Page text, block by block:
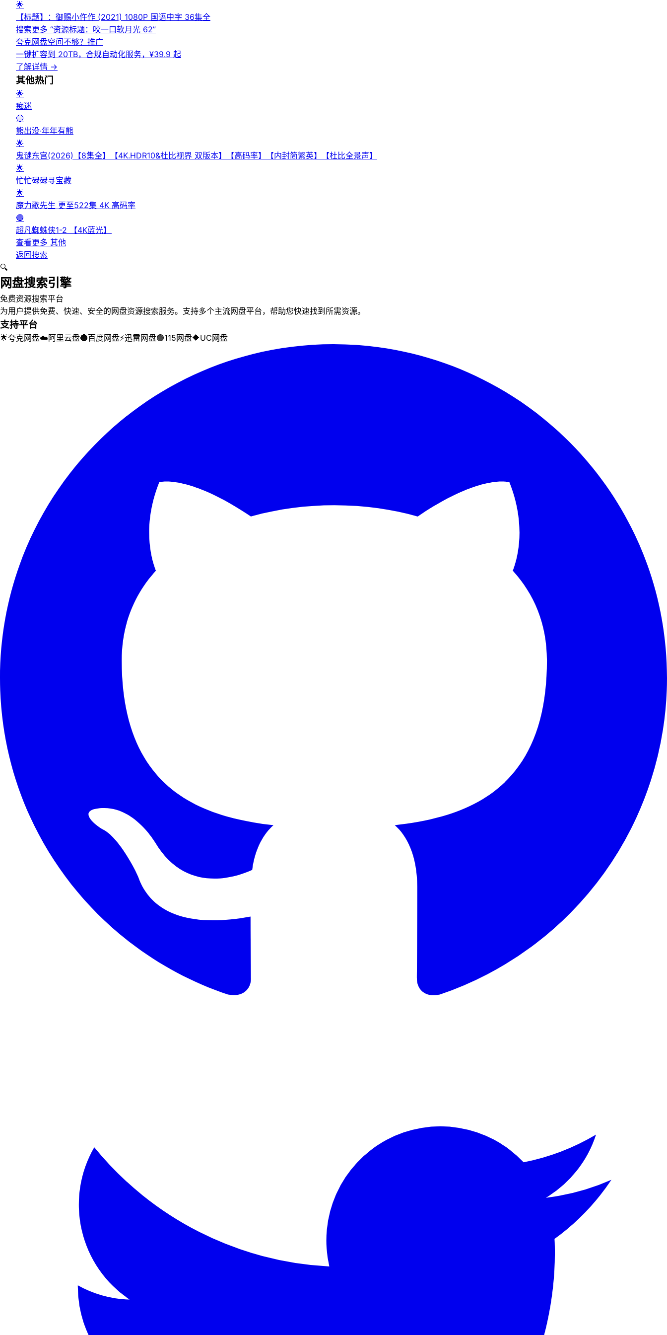
🌟
【标题】：御赐小仵作 (2021) 1080P 国语中字 36集全
搜索更多 “资源标题：咬一口软月光 62”
夸克网盘空间不够？ 推广
一键扩容到 20TB，合规自动化服务，¥39.9 起
了解详情 →
其他热门
🌟
痴迷
🔵
熊出没·年年有熊
🌟
鬼谜东宫(2026)【8集全】【4K.HDR10&杜比视界 双版本】【高码率】【内封简繁英】【杜比全景声】
🌟
忙忙碌碌寻宝藏
🌟
魔力歌先生 更至522集 4K 高码率
🔵
超凡蜘蛛侠1-2 【4K蓝光】
查看更多 其他
返回搜索
🔍
网盘搜索引擎
免费资源搜索平台
为用户提供免费、快速、安全的网盘资源搜索服务。支持多个主流网盘平台，帮助您快速找到所需资源。
支持平台
🌟夸克网盘☁️阿里云盘🔵百度网盘⚡迅雷网盘🟢115网盘🔶UC网盘